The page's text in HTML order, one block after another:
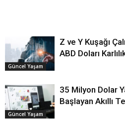
Güncel Yaşam
Z ve Y Kuşağı
ABD Doları
Güncel Yaşam
35 Milyon Dolar
Başlayan Akıllı